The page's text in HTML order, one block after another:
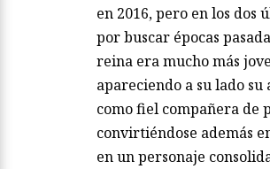
en 2016, pero en los dos
por buscar épocas
reina era mucho más
apareciendo a su lado su
como fiel compañera de
convirtiéndose además
en un personaje